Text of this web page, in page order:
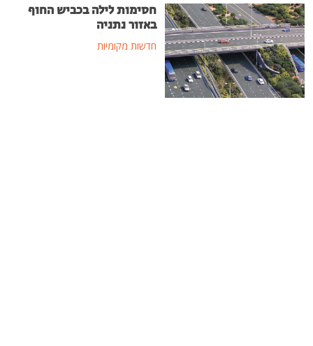
חסימות לילה בכביש החוף
באזור נתניה
חדשות מקומיות